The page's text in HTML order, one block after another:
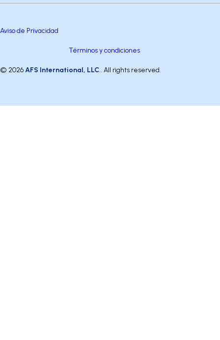
© 2026AFS International, LLC.. All rights reserved.
Términos y condiciones
Aviso de Privacidad